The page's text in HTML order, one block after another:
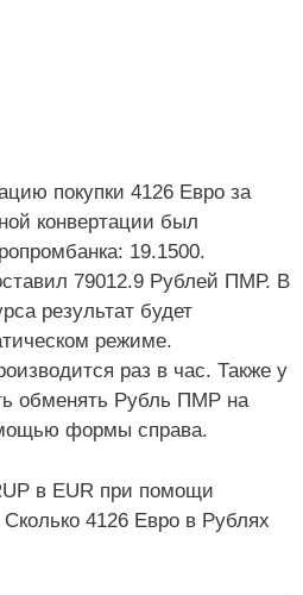
покупки 4126 Евро за
конвертации был
19.1500.
79012.9 Рублей ПМР. В
результат будет
режиме.
раз в час. Также у
обменять Рубль ПМР на
формы справа.
в EUR при помощи
4126 Евро в Рублях